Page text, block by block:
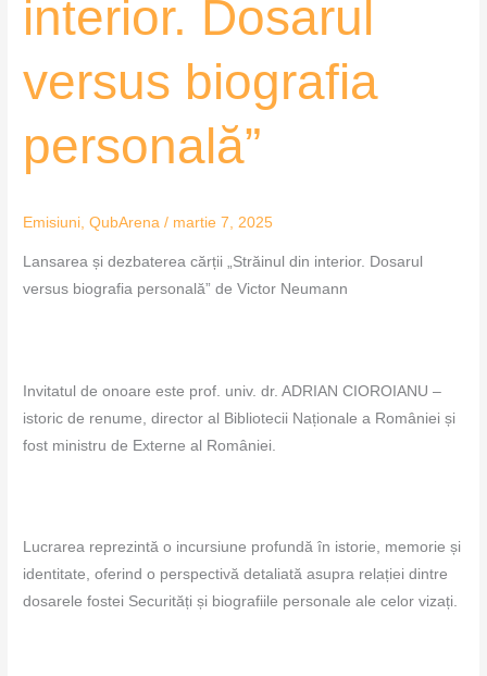
interior. Dosarul
versus biografia
personală”
Emisiuni,QubArena / martie 7, 2025
Lansarea și dezbaterea cărții „Străinul din interior. Dosarul
versus biografia personală” de Victor Neumann
Invitatul de onoare este prof. univ. dr. ADRIAN CIOROIANU –
istoric de renume, director al Bibliotecii Naționale a României și
fost ministru de Externe al României.
Lucrarea reprezintă o incursiune profundă în istorie, memorie și
identitate, oferind o perspectivă detaliată asupra relației dintre
dosarele fostei Securități și biografiile personale ale celor vizați.